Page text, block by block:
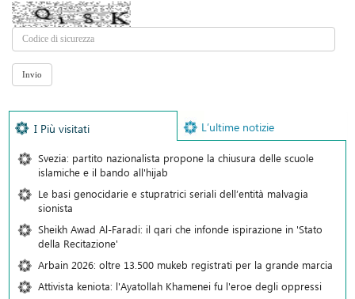
I Più visitati L’ultime notizie
Svezia: partito nazionalista propone la chiusura delle scuole
islamiche e il bando all'hijab
Le basi genocidarie e stupratrici seriali dell’entità malvagia
sionista
Sheikh Awad Al-Faradi: il qari che infonde ispirazione in 'Stato
della Recitazione'
Arbain 2026: oltre 13.500 mukeb registrati per la grande marcia
Attivista keniota: l'Ayatollah Khamenei fu l'eroe degli oppressi